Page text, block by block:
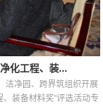
化工程、装...
洁净园、跨界筑组织开展
、装备材料奖”评选活动专